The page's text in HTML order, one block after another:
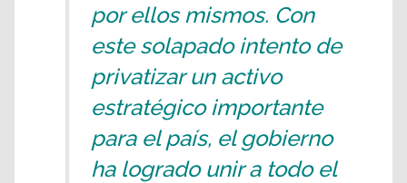
por ellos mismos. Con
este solapado intento de
privatizar un activo
estratégico importante
para el país, el gobierno
ha logrado unir a todo el